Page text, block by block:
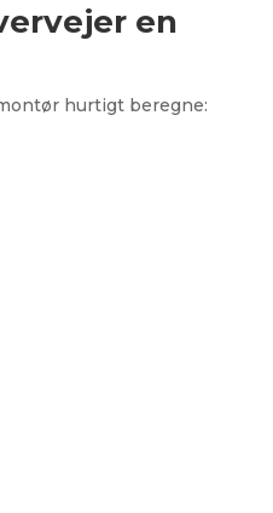
en
hurtigt beregne: